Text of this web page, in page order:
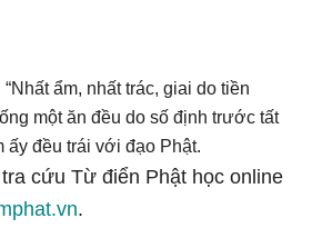
ẩm, nhất trác, giai do tiền
một ăn đều do số định trước tất
ấy đều trái với đạo Phật.
cứu Từ điển Phật học online
.